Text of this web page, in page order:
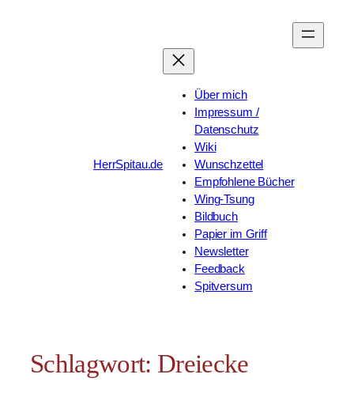
HerrSpitau.de
Über mich
Impressum /
Datenschutz
Wiki
Wunschzettel
Empfohlene Bücher
Wing-Tsung
Bildbuch
Papier im Griff
Newsletter
Feedback
Spitversum
Schlagwort: Dreiecke